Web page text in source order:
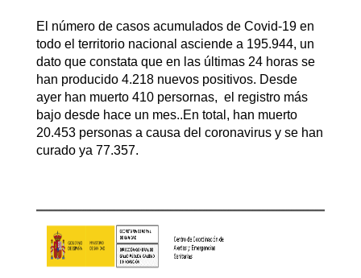
El número de casos acumulados de Covid-19 en
todo el territorio nacional asciende a 195.944, un
dato que constata que en las últimas 24 horas se
han producido 4.218 nuevos positivos. Desde
ayer han muerto 410 persornas, el registro más
bajo desde hace un mes..En total, han muerto
20.453 personas a causa del coronavirus y se han
curado ya 77.357.